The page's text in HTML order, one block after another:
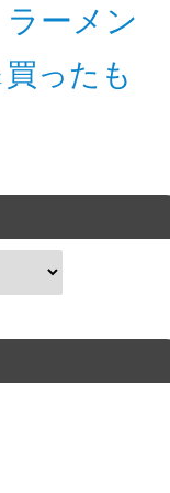
ーメン
買ったも